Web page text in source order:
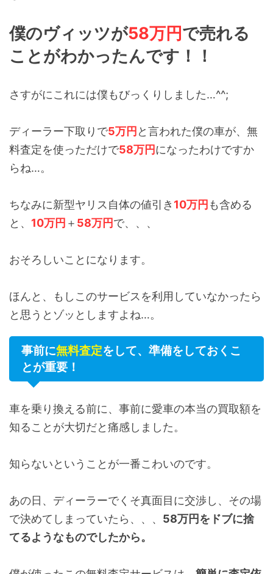
僕のヴィッツが58万円で売れる
ことがわかったんです！！
さすがにこれには僕もびっくりしました…^^;
ディーラー下取りで5万円と言われた僕の車が、無
料査定を使っただけで58万円になったわけですか
らね…。
ちなみに新型ヤリス自体の値引き 10万円も含める
と、 10万円 ＋ 58万円で、、、
おそろしいことになります。
ほんと、もしこのサービスを利用していなかったら
と思うとゾッとしますよね…。
事前に無料査定をして、準備をしておくこ
とが重要！
車を乗り換える前に、事前に愛車の本当の買取額を
知ることが大切だと痛感しました。
知らないということが一番こわいのです。
あの日、ディーラーでくそ真面目に交渉し、その場
で決めてしまっていたら、、、 58万円をドブに捨
てるようなものでしたから。